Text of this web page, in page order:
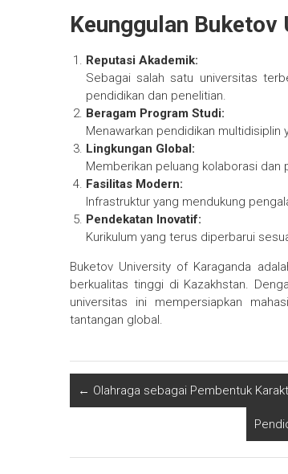
Keunggulan Buketov
Reputasi Akademik:
Sebagai salah satu universitas
pendidikan dan penelitian.
Beragam Program Studi:
Menawarkan pendidikan multidisiplin
Lingkungan Global:
Memberikan peluang kolaborasi dan
Fasilitas Modern:
Infrastruktur yang mendukung
Pendekatan Inovatif:
Kurikulum yang terus diperbarui
Buketov University of Karaganda
berkualitas tinggi di Kazakhstan.
universitas ini mempersiapkan
tantangan global.
← Olahraga sebagai Pembentuk